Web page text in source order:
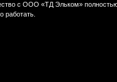
с ООО «ТД Эльком»
работать.